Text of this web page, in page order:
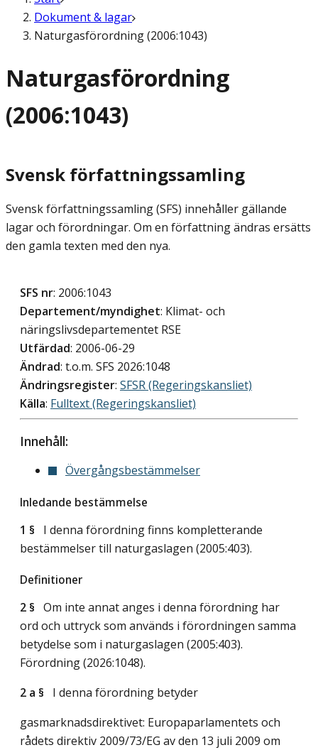
Dokument & lagar
Naturgasförordning (2006:1043)
Naturgasförordning
(2006:1043)
Svensk författningssamling
Svensk författningssamling (SFS) innehåller gällande
lagar och förordningar. Om en författning ändras ersätts
den gamla texten med den nya.
SFS nr: 2006:1043
Departement/myndighet: Klimat- och
näringslivsdepartementet RSE
Utfärdad: 2006-06-29
Ändrad: t.o.m. SFS 2026:1048
Ändringsregister: SFSR (Regeringskansliet)
Källa: Fulltext (Regeringskansliet)
Innehåll:
Övergångsbestämmelser
Inledande bestämmelse
1 § I denna förordning finns kompletterande
bestämmelser till naturgaslagen (2005:403).
Definitioner
2 § Om inte annat anges i denna förordning har
ord och uttryck som används i förordningen samma
betydelse som i naturgaslagen (2005:403).
Förordning (2026:1048).
2 a § I denna förordning betyder
gasmarknadsdirektivet: Europaparlamentets och
rådets direktiv 2009/73/EG av den 13 juli 2009 om